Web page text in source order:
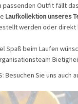
passenden Outfit fällt das
Laufkollektion unseres
werden oder direkt
Spaß beim Laufen
Besuchen Sie uns auch